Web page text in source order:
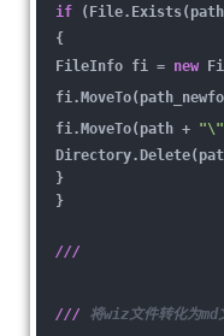
if
{
FileInfo fi = new
fi.MoveTo(path + "\"
}
}
///
/// 将wiz文件转化为